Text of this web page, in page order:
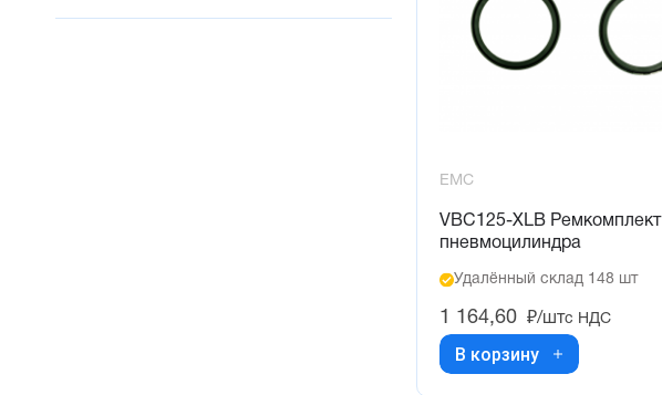
EMC
VBC125-XLB Ремкомплект
пневмоцилиндра
Удалённый склад 148 шт
1 164,60 ₽/штс НДС
В корзину